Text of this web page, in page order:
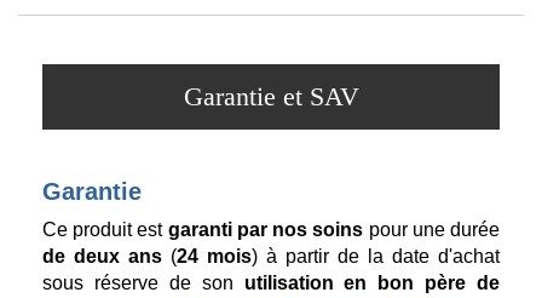
Garantie et SAV
Garantie
Ce produit est garanti par nos soins pour une durée
de deux ans (24 mois) à partir de la date d'achat
sous réserve de son utilisation en bon père de